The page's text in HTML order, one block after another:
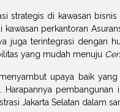
strategis di kawasan
kawasan perkantoran
juga terintegrasi dengan
yang mudah menuju
upaya baik
Harapannya
Jakarta Selatan dalam